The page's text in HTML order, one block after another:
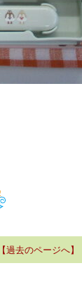
【過去のページへ】